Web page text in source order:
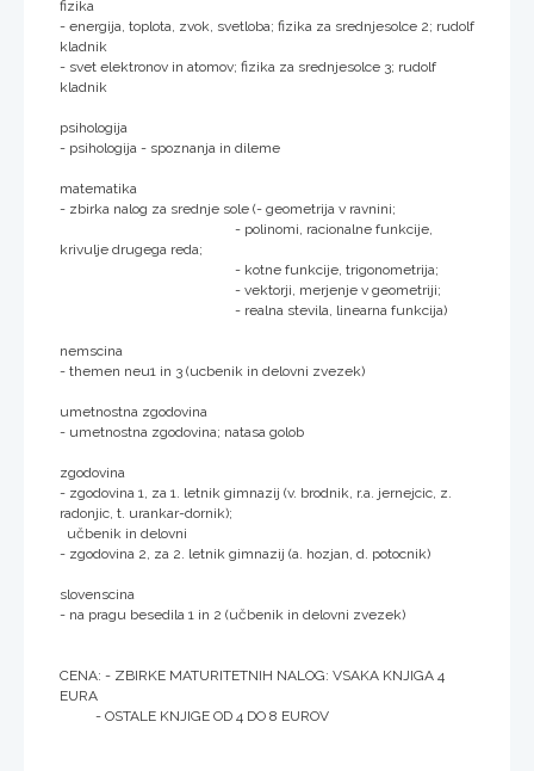
fizika
- energija, toplota, zvok, svetloba; fizika za srednjesolce 2; rudolf
kladnik
- svet elektronov in atomov; fizika za srednjesolce 3; rudolf
kladnik
psihologija
- psihologija - spoznanja in dileme
matematika
- zbirka nalog za srednje sole (- geometrija v ravnini;
- polinomi, racionalne funkcije,
krivulje drugega reda;
- kotne funkcije, trigonometrija;
- vektorji, merjenje v geometriji;
- realna stevila, linearna funkcija)
nemscina
- themen neu1 in 3 (ucbenik in delovni zvezek)
umetnostna zgodovina
- umetnostna zgodovina; natasa golob
zgodovina
- zgodovina 1, za 1. letnik gimnazij (v. brodnik, r.a. jernejcic, z.
radonjic, t. urankar-dornik);
učbenik in delovni
- zgodovina 2, za 2. letnik gimnazij (a. hozjan, d. potocnik)
slovenscina
- na pragu besedila 1 in 2 (učbenik in delovni zvezek)
CENA: - ZBIRKE MATURITETNIH NALOG: VSAKA KNJIGA 4
EURA
- OSTALE KNJIGE OD 4 DO 8 EUROV